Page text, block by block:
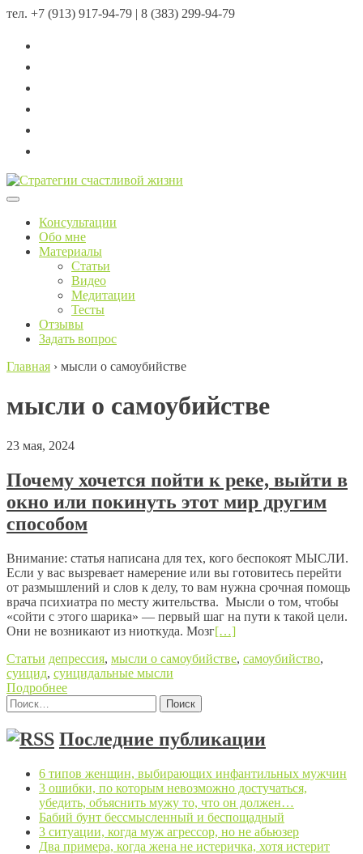
тел. +7 (913) 917-94-79 | 8 (383) 299-94-79
Menu
Консультации
Обо мне
Материалы
Статьи
Видео
Медитации
Тесты
Отзывы
Задать вопрос
Главная › мысли о самоубийстве
мысли о самоубийстве
23 мая, 2024
Почему хочется пойти к реке, выйти в
окно или покинуть этот мир другим
способом
Внимание: статья написана для тех, кого беспокоят МЫСЛИ.
Если у вас вызревает намерение или вы готовитесь перейти
от размышлений и слов к делу, то вам нужна срочная помощь
врача психиатра по месту жительства. Мысли о том, чтобы
«сойти с этого шарика» — первый шаг на пути к такой цели.
Они не возникают из ниоткуда. Мозг[…]
Статьи депрессия, мысли о самоубийстве, самоубийство,
суицид, суицидальные мысли
Подробнее
Найти:
Последние публикации
6 типов женщин, выбирающих инфантильных мужчин
3 ошибки, по которым невозможно достучаться,
убедить, объяснить мужу то, что он должен…
Бабий бунт бессмысленный и беспощадный
3 ситуации, когда муж агрессор, но не абьюзер
Два примера, когда жена не истеричка, хотя истерит